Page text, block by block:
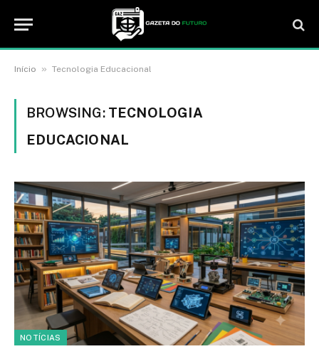
Início » Tecnologia Educacional
BROWSING: TECNOLOGIA
EDUCACIONAL
NOTÍCIAS